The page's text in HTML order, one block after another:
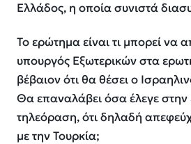
Ελλάδος, η οποία συνιστά
Το ερώτημα είναι τι μπορεί να
υπουργός Εξωτερικών στα
βέβαιον ότι θα θέσει ο
Θα επαναλάβει όσα έλεγε στην
τηλεόραση, ότι δηλαδή
με την Τουρκία;